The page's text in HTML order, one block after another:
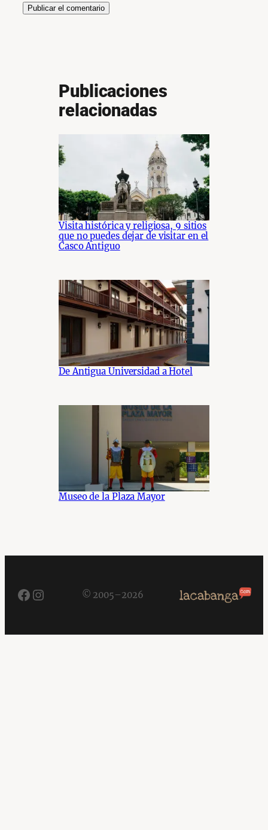
Publicaciones
relacionadas
Visita histórica y religiosa, 9 sitios
que no puedes dejar de visitar en el
Casco Antiguo
De Antigua Universidad a Hotel
Museo de la Plaza Mayor
Facebook
Instagram© 2005–2026